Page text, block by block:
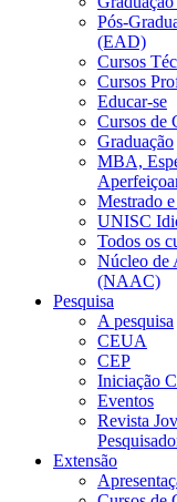
Pós-
(EAD)
Cursos
Cursos
Educar-se
Cursos de
Graduação
MBA,
Mestrado
UNISC
Todos os
Núcleo de
(NAAC)
Pesquisa
A pesquisa
CEUA
CEP
Iniciação
Eventos
Revista
Extensão